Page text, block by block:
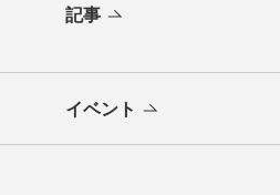
記事
イベント